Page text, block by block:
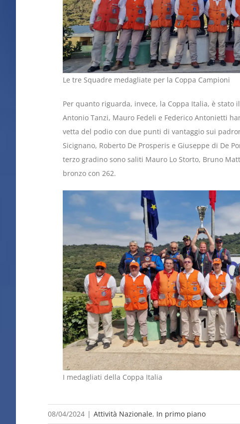
Le tre Squadre medagliate per la Coppa Campioni
Per quanto riguarda, invece, la Coppa Italia, è stato
Antonio Tanzi, Mauro Fedeli e Federico Antonietti
vetta del podio con due punti di vantaggio sui
Sicignano, Roberto De Prosperis e Giuseppe di De
terzo gradino sono saliti Mauro Lo Storto, Bruno
bronzo con 262.
I medagliati della Coppa Italia
08/04/2024 | Attività Nazionale, In primo piano